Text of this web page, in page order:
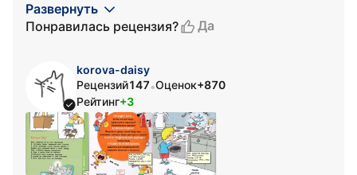
Развернуть
Понравилась рецензия?
Да
korova-daisy
Рецензий147•Оценок+870
Рейтинг+3